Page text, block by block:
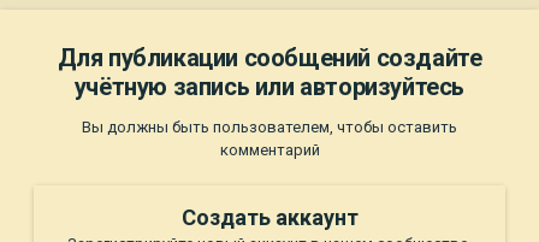
Для публикации сообщений создайте
учётную запись или авторизуйтесь
Вы должны быть пользователем, чтобы оставить
комментарий
Создать аккаунт